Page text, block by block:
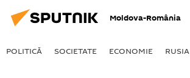
Moldova-România
POLITICĂ SOCIETATE ECONOMIE RUSIA